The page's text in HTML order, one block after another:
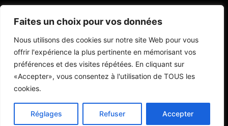
Faites un choix pour vos données
Nous utilisons des cookies sur notre site Web pour vous
offrir l'expérience la plus pertinente en mémorisant vos
préférences et des visites répétées. En cliquant sur
«Accepter», vous consentez à l'utilisation de TOUS les
cookies.
Réglages Refuser Accepter
Contactez Nos Rédactions Mentions Légales